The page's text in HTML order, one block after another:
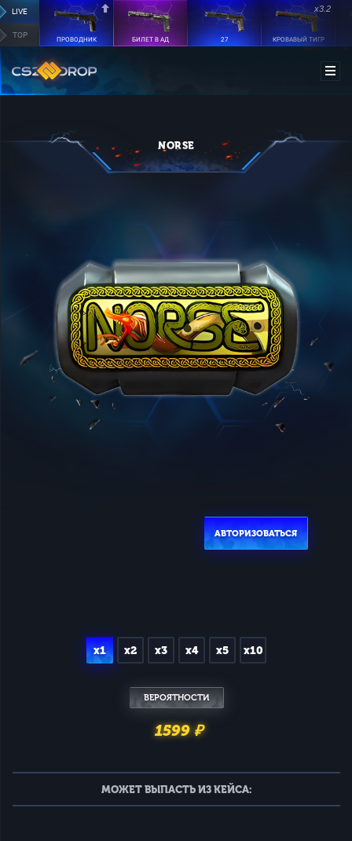
LIVE
TOP
ПРОВОДНИК БИЛЕТ В АД 27
x3.2
КРОВАВЫЙ ТИГР
NORSE
АВТОРИЗОВАТЬСЯ
x1 x2 x3 x4 x5 x10
ВЕРОЯТНОСТИ
1599 ₽
МОЖЕТ ВЫПАСТЬ ИЗ КЕЙСА: